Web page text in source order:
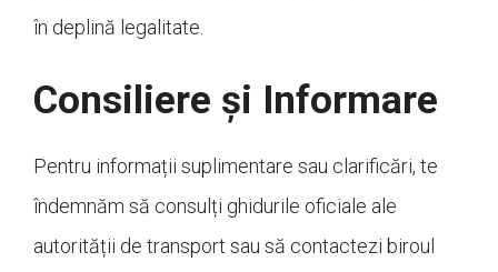
în deplină legalitate.
Consiliere și Informare
Pentru informații suplimentare sau clarificări, te
îndemnăm să consulți ghidurile oficiale ale
autorității de transport sau să contactezi biroul